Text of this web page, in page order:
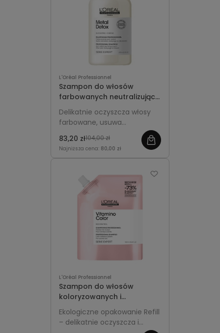
L'Oréal Professionnel
Szampon do włosów
farbowanych neutralizujący
metale 300ml - L'Oréal
Professionnel Metal Detox
Delikatnie oczyszcza włosy
farbowane, usuwa
chroni kolor przed
matowieniem.
83,20 zł104,00 zł
Najniższa cena: 80,00 zł
L'Oréal Professionnel
Szampon do włosów
koloryzowanych i
rozjaśnianych Refill 500ml
L'Oréal Professionnel
Vitamino Color
Ekologiczne opakowanie Refill
– delikatnie oczyszcza i